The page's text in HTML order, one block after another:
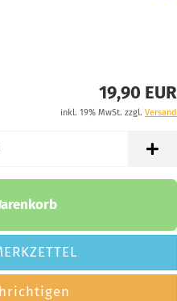
19,90 EUR
inkl. 19% MwSt. zzgl. Versand